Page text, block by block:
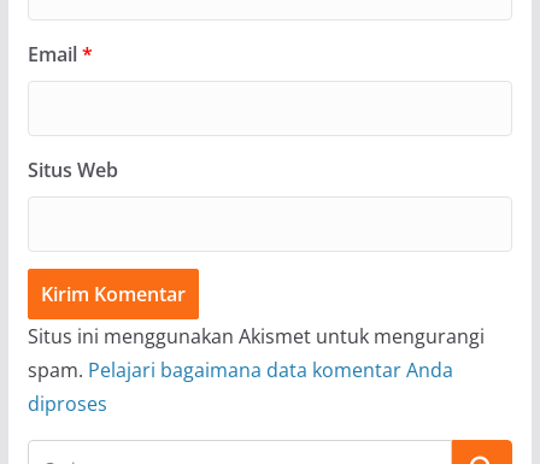
Email*
Situs Web
Situs ini menggunakan Akismet untuk mengurangi
spam. Pelajari bagaimana data komentar Anda
diproses